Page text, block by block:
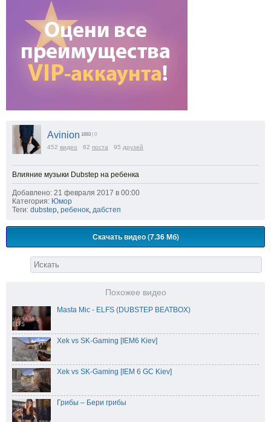
Avinion 1693 | 0
452 видео 62 поста 95 друзей
Влияние музыки Dubstep на ребенка
Добавлено: 21 февраля 2017 в 00:00
Категория: Юмор
Теги: dubstep ребенок дабстеп
Скачать видео (7.36 Мб)
Похожее видео
Masta Mic - ELFS (DUBSTEP BEATBOX)
Xek vs SK-Gaming [IEM6 Kiev]
Xek vs SK-Gaming [IEM 6 GC Kiev]
Грибы – Бери грибы